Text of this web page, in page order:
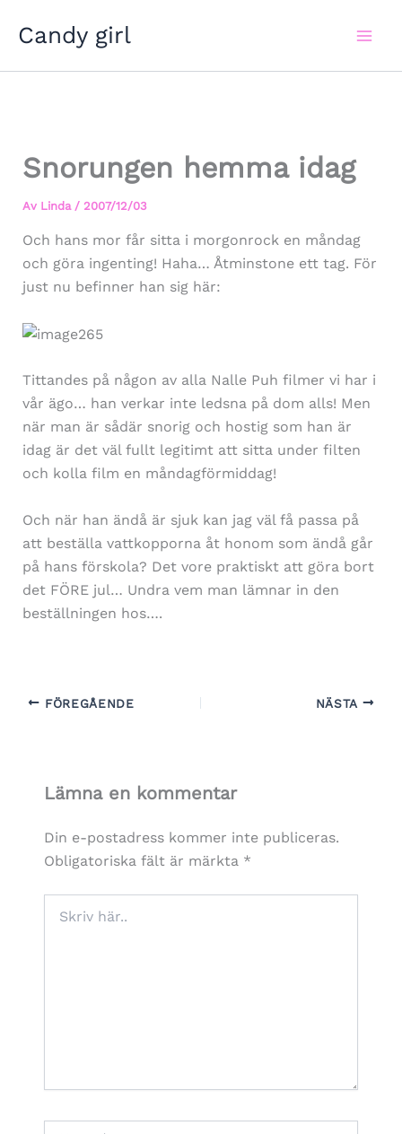
Candy girl
Snorungen hemma idag
Av Linda / 2007/12/03
Och hans mor får sitta i morgonrock en måndag
och göra ingenting! Haha… Åtminstone ett tag. För
just nu befinner han sig här:
Tittandes på någon av alla Nalle Puh filmer vi har i
vår ägo… han verkar inte ledsna på dom alls! Men
när man är sådär snorig och hostig som han är
idag är det väl fullt legitimt att sitta under filten
och kolla film en måndagförmiddag!
Och när han ändå är sjuk kan jag väl få passa på
att beställa vattkopporna åt honom som ändå går
på hans förskola? Det vore praktiskt att göra bort
det FÖRE jul… Undra vem man lämnar in den
beställningen hos….
FÖREGÅENDE NÄSTA
Lämna en kommentar
Din e-postadress kommer inte publiceras.
Obligatoriska fält är märkta *
här..